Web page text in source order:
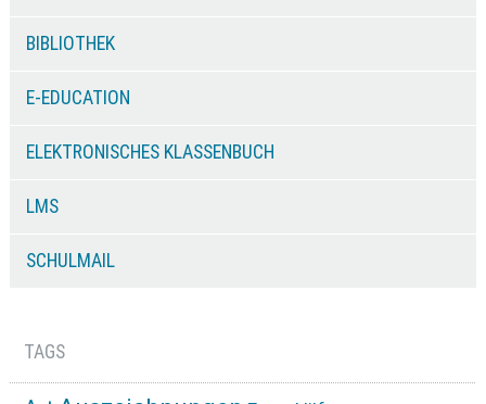
BIBLIOTHEK
E-EDUCATION
ELEKTRONISCHES KLASSENBUCH
LMS
SCHULMAIL
TAGS